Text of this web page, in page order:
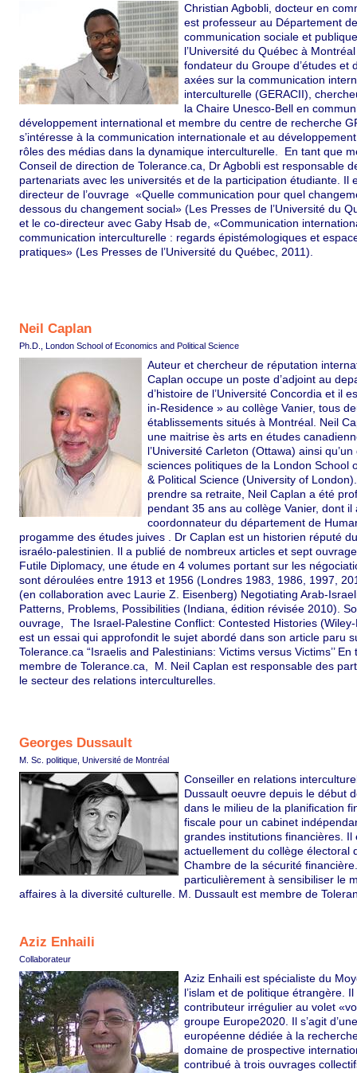
Christian Agbobli, docteur en
est professeur au Département
communication sociale et
l’Université du Québec à
fondateur du Groupe d’études et
axées sur la communication
interculturelle (GERACII),
la Chaire Unesco-Bell en
développement international et membre du centre de recherche
s’intéresse à la communication internationale et au
rôles des médias dans la dynamique interculturelle. En tant que
Conseil de direction de Tolerance.ca, Dr Agbobli est responsable
partenariats avec les universités et de la participation étudiante. Il
directeur de l’ouvrage «Quelle communication pour quel
dessous du changement social» (Les Presses de l’Université du
et le co-directeur avec Gaby Hsab de, «Communication
communication interculturelle : regards épistémologiques et
pratiques» (Les Presses de l’Université du Québec, 2011).
Neil Caplan
Ph.D., London School of Economics and Political Science
Auteur et chercheur de réputation
Caplan occupe un poste d’adjoint au
d’histoire de l’Université Concordia et il
in-Residence » au collège Vanier, tous
établissements situés à Montréal. Neil
une maitrise ès arts en études
l’Université Carleton (Ottawa) ainsi
sciences politiques de la London School
& Political Science (University of
prendre sa retraite, Neil Caplan a été
pendant 35 ans au collège Vanier, dont il
coordonnateur du département de
progamme des études juives . Dr Caplan est un historien réputé
israélo-palestinien. Il a publié de nombreux articles et sept
Futile Diplomacy, une étude en 4 volumes portant sur les
sont déroulées entre 1913 et 1956 (Londres 1983, 1986, 1997,
(en collaboration avec Laurie Z. Eisenberg) Negotiating Arab-
Patterns, Problems, Possibilities (Indiana, édition révisée 2010).
ouvrage, The Israel-Palestine Conflict: Contested Histories
est un essai qui approfondit le sujet abordé dans son article paru
Tolerance.ca “Israelis and Palestinians: Victims versus Victims’’ En
membre de Tolerance.ca, M. Neil Caplan est responsable des
le secteur des relations interculturelles.
Georges Dussault
M. Sc. politique, Université de Montréal
Conseiller en relations
Dussault oeuvre depuis le début
dans le milieu de la planification
fiscale pour un cabinet
grandes institutions financières. Il
actuellement du collège électoral
Chambre de la sécurité
particulièrement à sensibiliser le
affaires à la diversité culturelle. M. Dussault est membre de
Aziz Enhaili
Collaborateur
Aziz Enhaili est spécialiste du
l’islam et de politique étrangère. Il
contributeur irrégulier au volet
groupe Europe2020. Il s’agit
européenne dédiée à la
domaine de prospective
contribué à trois ouvrages